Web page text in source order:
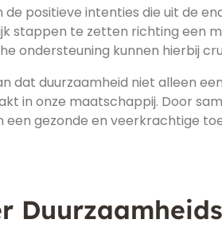
positieve intenties die uit de
stappen te zetten richting een
ondersteuning kunnen hierbij
dat duurzaamheid niet alleen
in onze maatschappij. Door
gezonde en veerkrachtige